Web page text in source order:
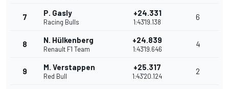
7 P. Gasly
Racing Bulls
+24.331
1:43'19.138
6
8 N. Hülkenberg
Renault F1 Team
+24.839
1:43'19.646
4
9 M. Verstappen
Red Bull
+25.317
1:43'20.124
2